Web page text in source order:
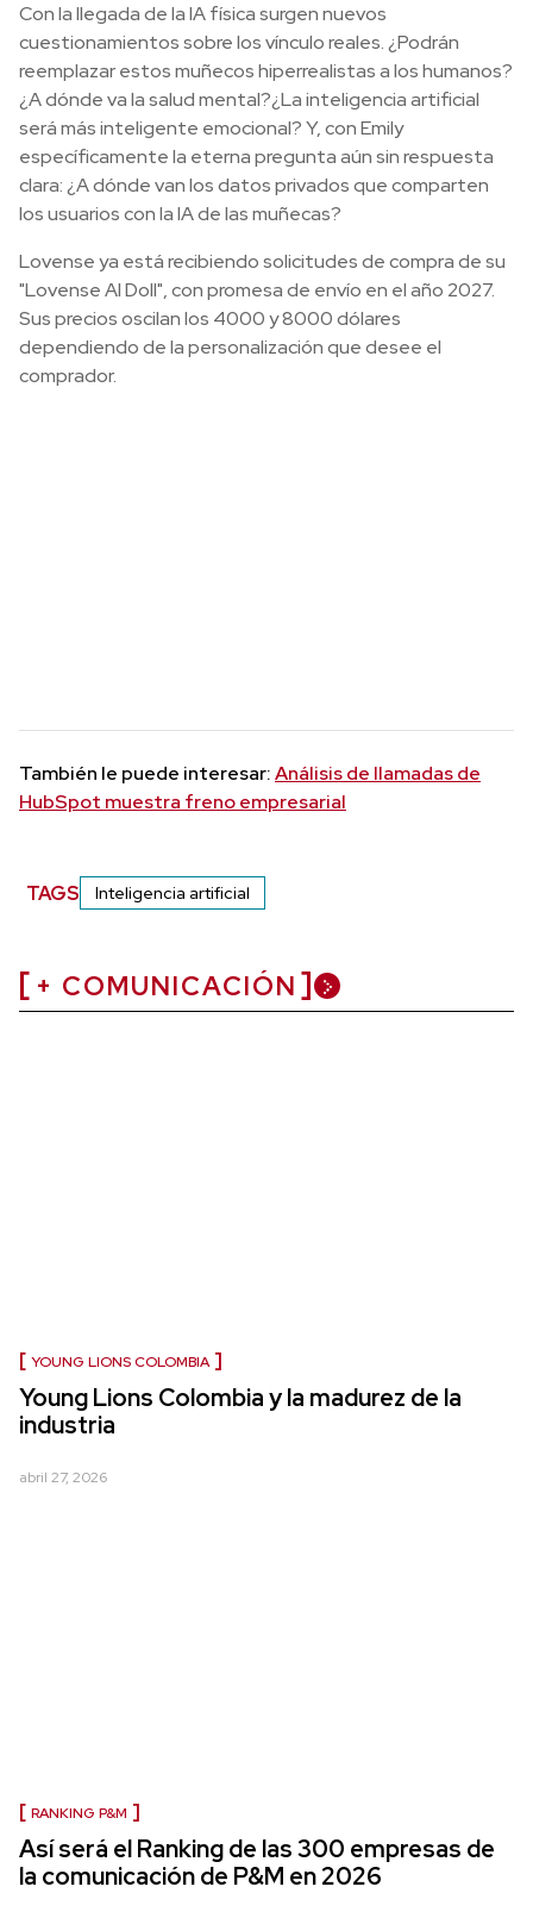
Con la llegada de la IA física surgen nuevos
cuestionamientos sobre los vínculo reales. ¿Podrán
reemplazar estos muñecos hiperrealistas a los humanos?
¿A dónde va la salud mental?¿La inteligencia artificial
será más inteligente emocional? Y, con Emily
específicamente la eterna pregunta aún sin respuesta
clara: ¿A dónde van los datos privados que comparten
los usuarios con la IA de las muñecas?
Lovense ya está recibiendo solicitudes de compra de su
"Lovense AI Doll", con promesa de envío en el año 2027.
Sus precios oscilan los 4000 y 8000 dólares
dependiendo de la personalización que desee el
comprador.
También le puede interesar:Análisis de llamadas de
HubSpot muestra freno empresarial
TAGS Inteligencia artificial
+ COMUNICACIÓN
YOUNG LIONS COLOMBIA
Young Lions Colombia y la madurez de la
industria
abril 27, 2026
RANKING P&M
Así será el Ranking de las 300 empresas de
la comunicación de P&M en 2026